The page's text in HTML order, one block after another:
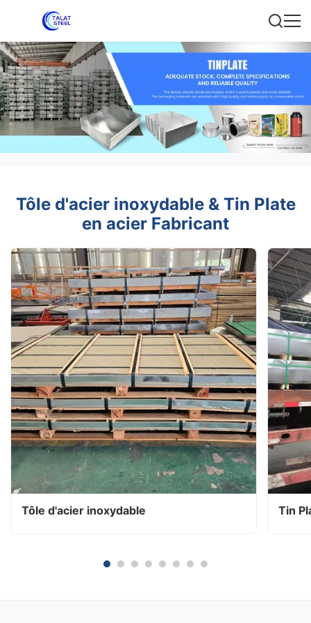
Tôle d'acier inoxydable & Tin Plate
en acier Fabricant
Tôle d'acier inoxydable Tin